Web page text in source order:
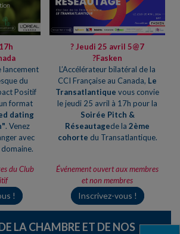
lancement
du
Positif
format
dating
. Venez
avec
? Jeudi 25 avril 5@7
?Fasken
L’Accélérateur bilatéral de la
CCI Française au Canada, Le
Transatlantique vous convie
le jeudi 25 avril à 17h pour la
Soirée Pitch &
Réseautagede la 2ème
cohorte du Transatlantique.
du Club
Événement ouvert aux membres
et non membres
! Inscrivez-vous !
LA CHAMBRE ET DE NOS